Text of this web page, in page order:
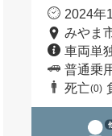
2024年
みやま
車両単
普通乗
死亡(0)